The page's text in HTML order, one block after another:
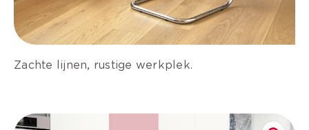
Zachte lijnen, rustige werkplek.